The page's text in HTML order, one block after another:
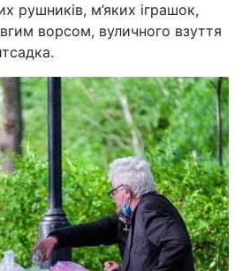
рушників, м’яких іграшок,
ворсом, вуличного взуття